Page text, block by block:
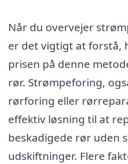
Når du overvejer
er det vigtigt at forstå,
prisen på denne
rør. Strømpeforing,
rørforing eller
effektiv løsning til at
beskadigede rør uden
udskiftninger. Flere